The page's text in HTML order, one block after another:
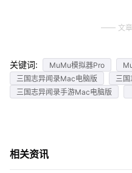
文
关键词: MuMu模拟器Pro
三国志异闻录Mac电脑版
三
三国志异闻录手游Mac电脑版
相关资讯